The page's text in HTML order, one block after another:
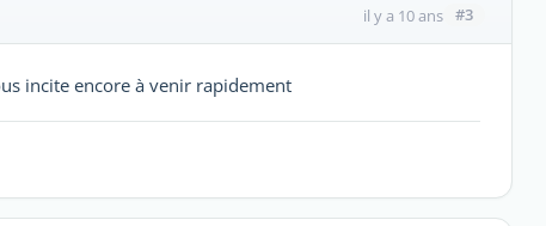
il y a 10 ans #3
incite encore à venir rapidement